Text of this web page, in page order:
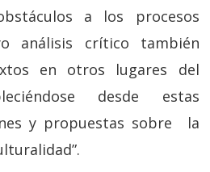
a los procesos
análisis crítico también
en otros lugares del
desde estas
y propuestas sobre la